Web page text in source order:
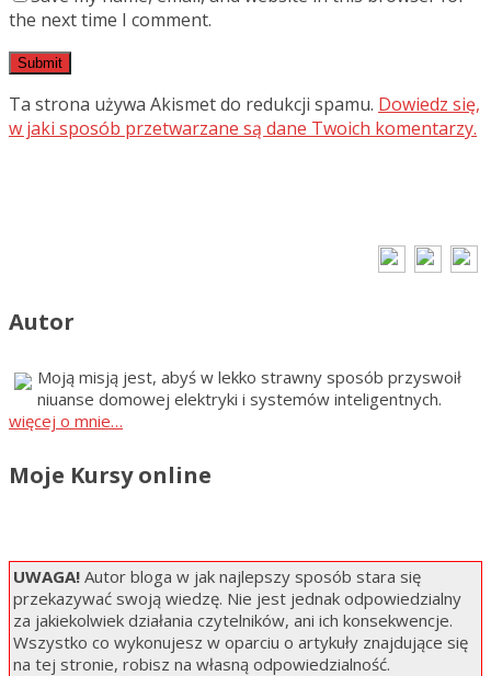
the next time I comment.
Ta strona używa Akismet do redukcji spamu. Dowiedz się,
w jaki sposób przetwarzane są dane Twoich komentarzy.
Autor
Moją misją jest, abyś w lekko strawny sposób przyswoił
niuanse domowej elektryki i systemów inteligentnych.
więcej o mnie…
Moje Kursy online
UWAGA! Autor bloga w jak najlepszy sposób stara się
przekazywać swoją wiedzę. Nie jest jednak odpowiedzialny
za jakiekolwiek działania czytelników, ani ich konsekwencje.
Wszystko co wykonujesz w oparciu o artykuły znajdujące się
na tej stronie, robisz na własną odpowiedzialność.